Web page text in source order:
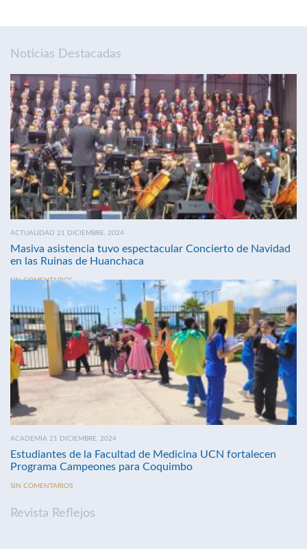
Noticias Destacadas
ACTUALIDAD 21 DICIEMBRE, 2024
Masiva asistencia tuvo espectacular Concierto de Navidad
en las Ruinas de Huanchaca
SIN COMENTARIOS
ACADEMIA 21 DICIEMBRE, 2024
Estudiantes de la Facultad de Medicina UCN fortalecen
Programa Campeones para Coquimbo
SIN COMENTARIOS
Revista Reflejos